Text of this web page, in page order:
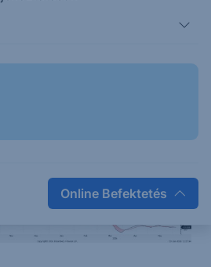
Online Befektetés